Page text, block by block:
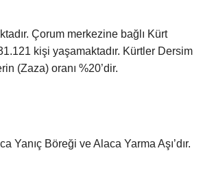
Çorum merkezine bağlı Kürt
kişi yaşamaktadır. Kürtler Dersim
(Zaza) oranı %20’dir.
Böreği ve Alaca Yarma Aşı’dır.